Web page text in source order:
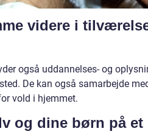
videre i
også uddannelses- og
De kan også samarbejde
vold i hjemmet.
og dine børn på et